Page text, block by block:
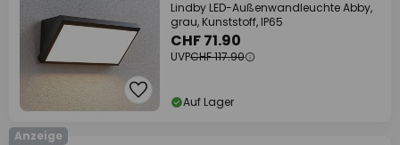
Lindby LED-Außenwandleuchte Abby,
grau, Kunststoff, IP65
CHF 71.90
UVPCHF 117.90
Auf Lager
Anzeige